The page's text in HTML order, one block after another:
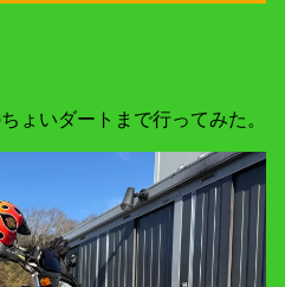
ょいダートまで行ってみた。